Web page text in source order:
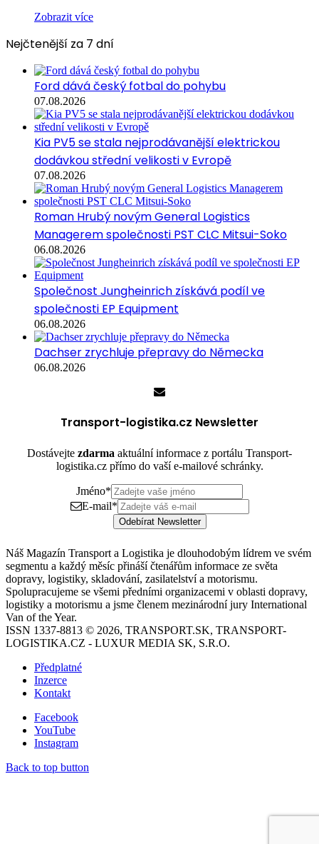
Zobrazit více
Nejčtenější za 7 dní
Ford dává český fotbal do pohybu
07.08.2026
Kia PV5 se stala nejprodávanější elektrickou
dodávkou střední velikosti v Evropě
07.08.2026
Roman Hrubý novým General Logistics
Managerem společnosti PST CLC Mitsui-Soko
06.08.2026
Společnost Jungheinrich získává podíl ve
společnosti EP Equipment
06.08.2026
Dachser zrychluje přepravy do Německa
06.08.2026
Transport-logistika.cz Newsletter
Dostávejte zdarma aktuální informace z portálu Transport-
logistika.cz přímo do vaší e-mailové schránky.
Jméno*
E-mail*
Odebírat Newsletter
Náš Magazín Transport a Logistika je dlouhodobým lídrem ve svém
segmentu a každý měsíc přináší čtenářům informace ze světa
dopravy, logistiky, skladování, zasilatelství a motorismu.
Spolupracujeme se všemi předními organizacemi v oblasti dopravy,
logistiky a motorismu a jsme členem mezinárodní jury International
Van of the Year.
ISSN 1337-8813 © 2026, TRANSPORT.SK, TRANSPORT-
LOGISTIKA.CZ - LUXUR MEDIA SK, S.R.O.
Předplatné
Inzerce
Kontakt
Facebook
YouTube
Instagram
Back to top button